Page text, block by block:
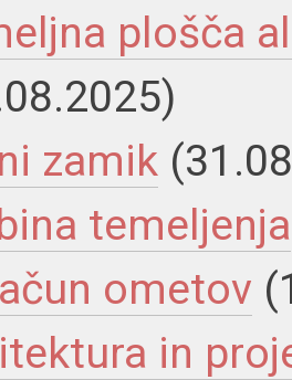
plošča
zamik
temeljenja
ometov
in